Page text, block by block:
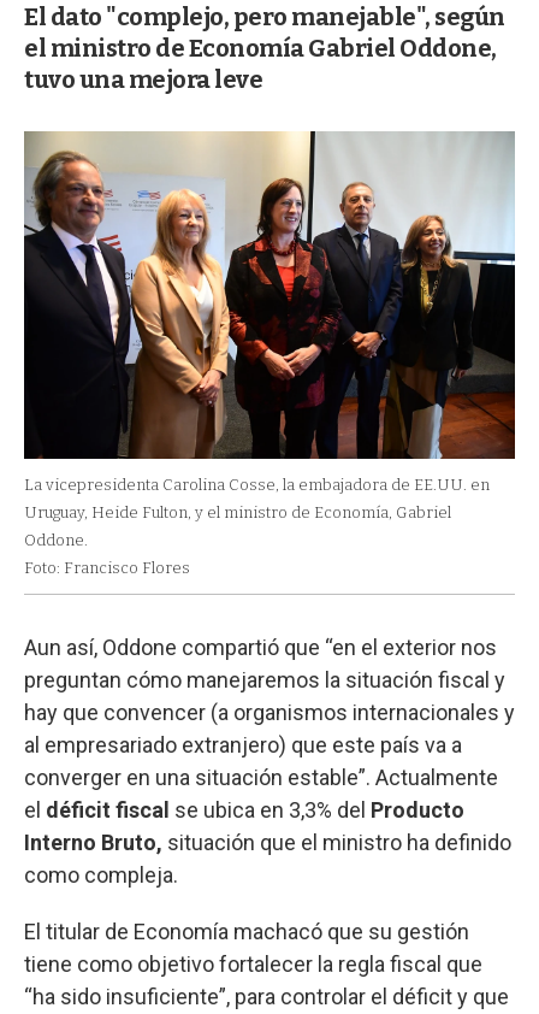
El dato "complejo, pero manejable", según
el ministro de Economía Gabriel Oddone,
tuvo una mejora leve
La vicepresidenta Carolina Cosse, la embajadora de EE.UU. en
Uruguay, Heide Fulton, y el ministro de Economía, Gabriel
Oddone.
Foto: Francisco Flores
Aun así, Oddone compartió que “en el exterior nos
preguntan cómo manejaremos la situación fiscal y
hay que convencer (a organismos internacionales y
al empresariado extranjero) que este país va a
converger en una situación estable”. Actualmente
el déficit fiscal se ubica en 3,3% del Producto
Interno Bruto, situación que el ministro ha definido
como compleja.
El titular de Economía machacó que su gestión
tiene como objetivo fortalecer la regla fiscal que
“ha sido insuficiente”, para controlar el déficit y que